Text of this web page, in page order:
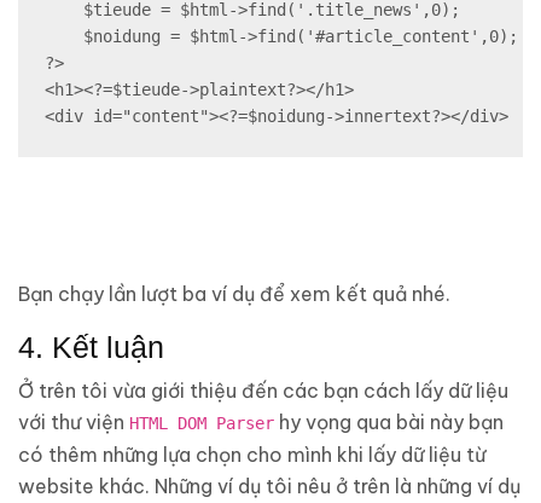
$tieude = $html->find('.title_news',0);
$noidung = $html->find('#article_content',0);
?>
<h1><?=$tieude->plaintext?></h1>
<div id="content"><?=$noidung->innertext?></div>
Bạn chạy lần lượt ba ví dụ để xem kết quả nhé.
4. Kết luận
Ở trên tôi vừa giới thiệu đến các bạn cách lấy dữ liệu
với thư viện HTML DOM Parser hy vọng qua bài này bạn
có thêm những lựa chọn cho mình khi lấy dữ liệu từ
website khác. Những ví dụ tôi nêu ở trên là những ví dụ